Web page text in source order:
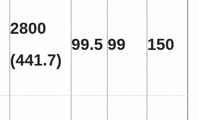
2800
(441.7)
99.5 99 150